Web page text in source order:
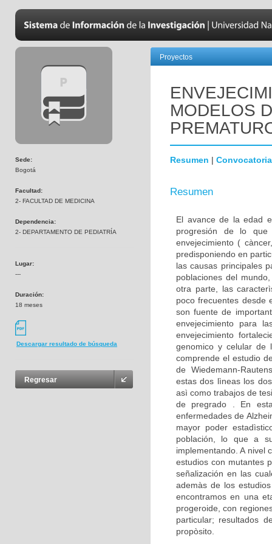
Sede:
Bogotá
Facultad:
2- FACULTAD DE MEDICINA
Dependencia:
2- DEPARTAMENTO DE PEDIATRÍA
Lugar:
---
Duración:
18 meses
Descargar resultado de búsqueda
Regresar
Proyectos
MODELOS
Resumen | Convocatoria
Resumen
El avance de la edad
progresión de lo que
envejecimiento (
predisponiendo en
las causas principales
poblaciones del
otra parte, las
poco frecuentes desde
son fuente de
envejecimiento para
envejecimiento
genomico y celular de
comprende el estudio
de Wiedemann-
estas dos lìneas los
asì como trabajos de
de pregrado . En
enfermedades de
mayor poder
población, lo que a
implementando. A nivel
estudios con mutantes
señalización en las
ademàs de los
encontramos en una
progeroide, con
particular; resultados
propòsito.